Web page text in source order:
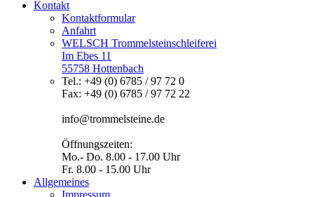
Kontakt
Kontaktformular
Anfahrt
WELSCH Trommelsteinschleiferei
Im Ebes 11
55758 Hottenbach
Tel.: +49 (0) 6785 / 97 72 0
Fax: +49 (0) 6785 / 97 72 22
info@trommelsteine.de
Öffnungszeiten:
Mo.- Do. 8.00 - 17.00 Uhr
Fr. 8.00 - 15.00 Uhr
Allgemeines
Impressum